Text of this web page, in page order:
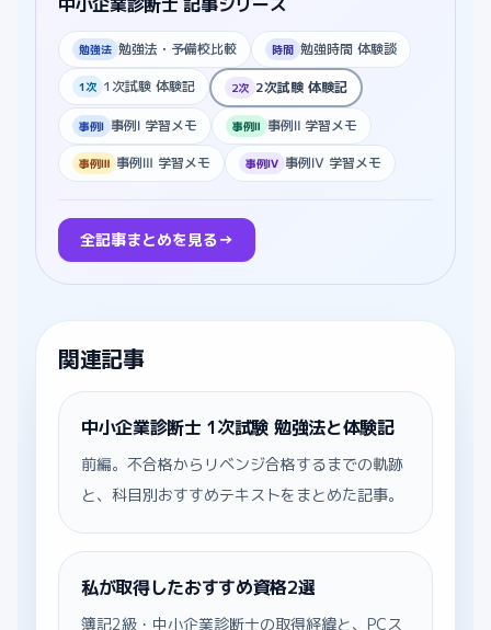
勉強法 勉強法・予備校比較 時間 勉強時間 体験談
1次 1次試験 体験記 2次 2次試験 体験記
事例Ⅰ 事例Ⅰ 学習メモ 事例Ⅱ 事例Ⅱ 学習メモ
事例Ⅲ 事例Ⅲ 学習メモ 事例Ⅳ 事例Ⅳ 学習メモ
全記事まとめを見る→
関連記事
中小企業診断士 1次試験 勉強法と体験記
前編。不合格からリベンジ合格するまでの軌跡
と、科目別おすすめテキストをまとめた記事。
私が取得したおすすめ資格2選
簿記2級・中小企業診断士の取得経緯と、PCス